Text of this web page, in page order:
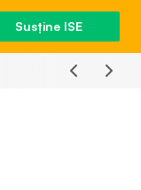
Susține ISE